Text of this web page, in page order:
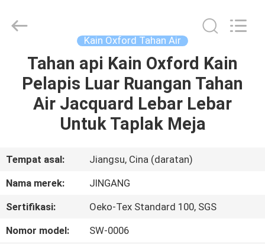
RUMAH
PRODUK
KAMI
PABRIK
Textile
Co.,Ltd.
Kain Oxford Tahan Air
Tahan api Kain Oxford Kain
Pelapis Luar Ruangan Tahan
Air Jacquard Lebar Lebar
Untuk Taplak Meja
Tempat asal:
Jiangsu, Cina (daratan)
Nama merek:
JINGANG
Sertifikasi:
Oeko-Tex Standard 100, SGS
Nomor model:
SW-0006